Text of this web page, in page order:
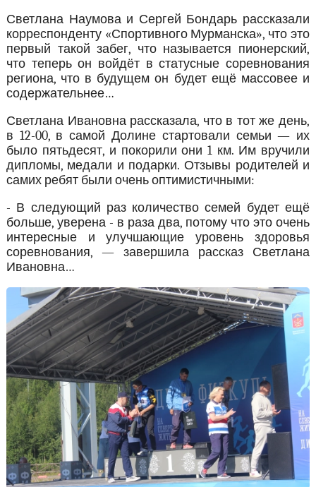
Светлана Наумова и Сергей Бондарь рассказали
корреспонденту «Спортивного Мурманска», что это
первый такой забег, что называется пионерский,
что теперь он войдёт в статусные соревнования
региона, что в будущем он будет ещё массовее и
содержательнее…
Светлана Ивановна рассказала, что в тот же день,
в 12-00, в самой Долине стартовали семьи — их
было пятьдесят, и покорили они 1 км. Им вручили
дипломы, медали и подарки. Отзывы родителей и
самих ребят были очень оптимистичными:
- В следующий раз количество семей будет ещё
больше, уверена - в раза два, потому что это очень
интересные и улучшающие уровень здоровья
соревнования, — завершила рассказ Светлана
Ивановна…